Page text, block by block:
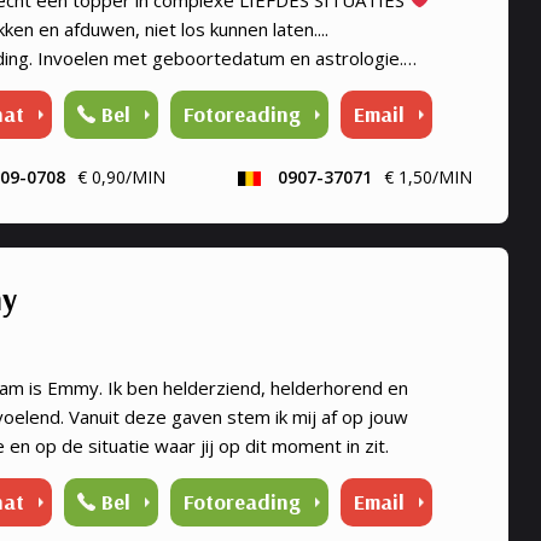
en afduwen, niet los kunnen laten....
Invoelen met geboortedatum en astrologie.
Astrologe, kaartleggen. Coach, Relatie Coach,
Paragnost, Toekomst, Heldervoelend,
Bel Fotoreading Email
0708 € 0,90/MIN 0907-37071 € 1,50/MIN
is Emmy. Ik ben helderziend, helderhorend en
Vanuit deze gaven stem ik mij af op jouw
en op de situatie waar jij op dit moment in zit.
Bel Fotoreading Email